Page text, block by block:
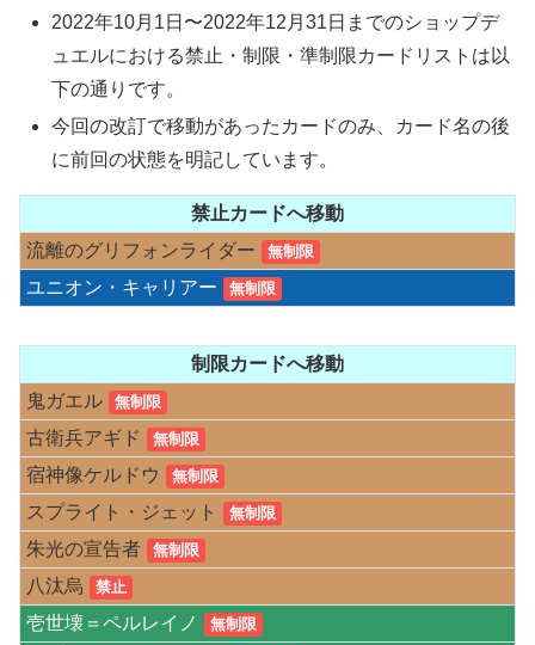
2022年10月1日〜2022年12月31日までのショップデ
ュエルにおける禁止・制限・準制限カードリストは以
下の通りです。
今回の改訂で移動があったカードのみ、カード名の後
に前回の状態を明記しています。
禁止カードへ移動
流離のグリフォンライダー
無制限
ユニオン・キャリアー 無制限
制限カードへ移動
鬼ガエル
無制限
古衛兵アギド 無制限
宿神像ケルドウ 無制限
スプライト・ジェット 無制限
朱光の宣告者 無制限
八汰烏 禁止
壱世壊＝ペルレイノ 無制限